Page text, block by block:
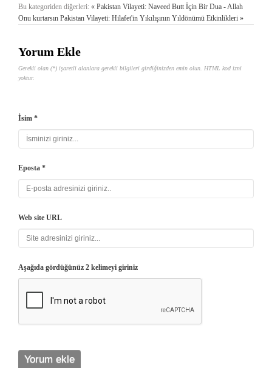
Bu kategoriden diğerleri: « Pakistan Vilayeti: Naveed Butt İçin Bir Dua - Allah
Onu kurtarsın Pakistan Vilayeti: Hilafet'in Yıkılışının Yıldönümü Etkinlikleri »
Yorum Ekle
Gerekli olan (*) işaretli alanlara gerekli bilgileri girdiğinizden emin olun. HTML kod izni
yoktur.
İsim *
Eposta *
Web site URL
Aşağıda gördüğünüz 2 kelimeyi giriniz